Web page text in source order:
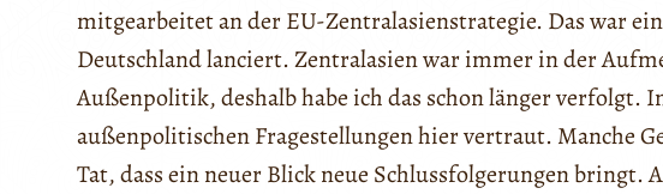
mitgearbeitet an der EU-Zentralasienstrategie. Das war
Deutschland lanciert. Zentralasien war immer in der
Außenpolitik, deshalb habe ich das schon länger verfolgt.
außenpolitischen Fragestellungen hier vertraut. Manche
Tat, dass ein neuer Blick neue Schlussfolgerungen